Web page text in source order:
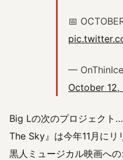
📅
—
October 12,
Big Lの次のプロジェクト
The Sky』は今年11月に
黒人ミュージカル映画へ